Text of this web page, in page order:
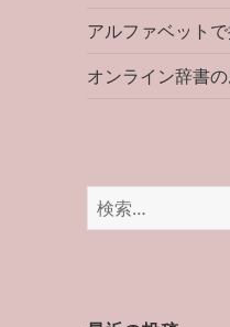
アルファベット
オンライン辞書
検
索: